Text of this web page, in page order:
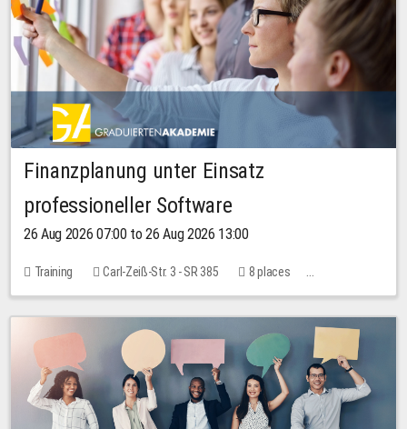
Finanzplanung unter Einsatz
professioneller Software
26 Aug 2026 07:00 to 26 Aug 2026 13:00
Training Carl-Zeiß-Str. 3 - SR 385
8 places
20.00 EUR